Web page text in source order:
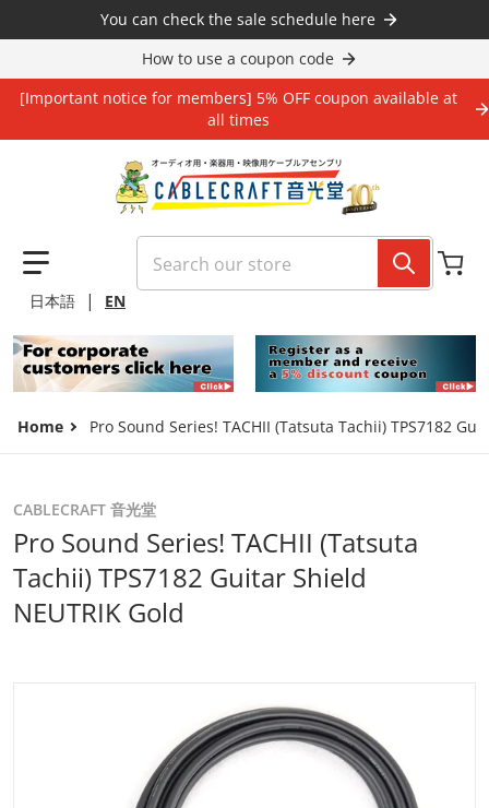
You can check the sale schedule here
How to use a coupon code
[Important notice for members] 5% OFF coupon available at
all times
日本語 | EN
Search our store
Home Pro Sound Series! TACHII (Tatsuta Tachii) TPS7182
CABLECRAFT 音光堂
Pro Sound Series! TACHII (Tatsuta
Tachii) TPS7182 Guitar Shield
NEUTRIK Gold